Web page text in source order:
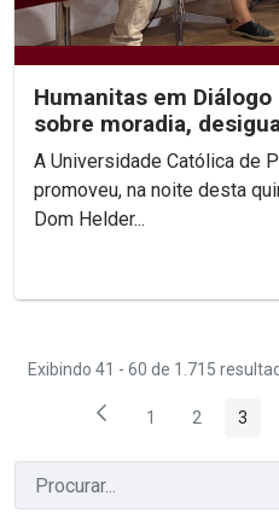
Humanitas em
sobre moradia,
cidade
A Universidade Católica de
promoveu, na noite desta
Dom Helder...
Exibindo 41 - 60 de 1.715
Página
1 Página
2 3